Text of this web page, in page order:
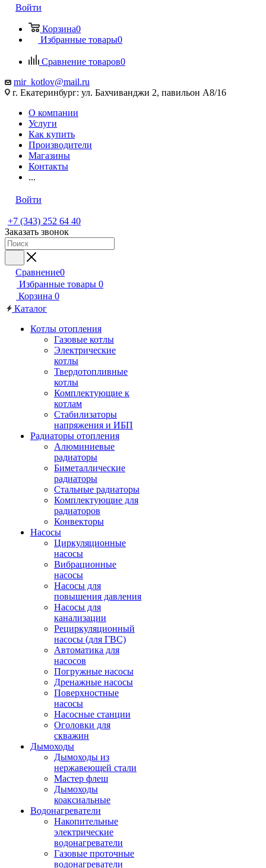
Войти
Корзина0
Избранные товары0
Сравнение товаров0
mir_kotlov@mail.ru
г. Екатеринбург: ул. Бахчиванджи 2, павильон А8/16
О компании
Услуги
Как купить
Производители
Магазины
Контакты
...
Войти
+7 (343) 252 64 40
Заказать звонок
Сравнение0
Избранные товары 0
Корзина 0
Каталог
Котлы отопления
Газовые котлы
Электрические
котлы
Твердотопливные
котлы
Комплектующие к
котлам
Стабилизаторы
напряжения и ИБП
Радиаторы отопления
Алюминиевые
радиаторы
Биметаллические
радиаторы
Стальные радиаторы
Комплектующие для
радиаторов
Конвекторы
Насосы
Циркуляционные
насосы
Вибрационные
насосы
Насосы для
повышения давления
Насосы для
канализации
Рециркуляционный
насосы (для ГВС)
Автоматика для
насосов
Погружные насосы
Дренажные насосы
Поверхностные
насосы
Насосные станции
Оголовки для
скважин
Дымоходы
Дымоходы из
нержавеющей стали
Мастер флеш
Дымоходы
коаксиальные
Водонагреватели
Накопительные
электрические
водонагреватели
Газовые проточные
водонагреватели